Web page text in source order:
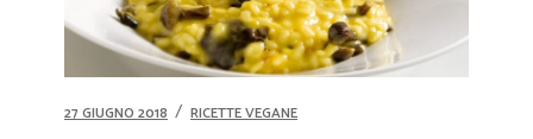
27 GIUGNO 2018 RICETTE VEGANE